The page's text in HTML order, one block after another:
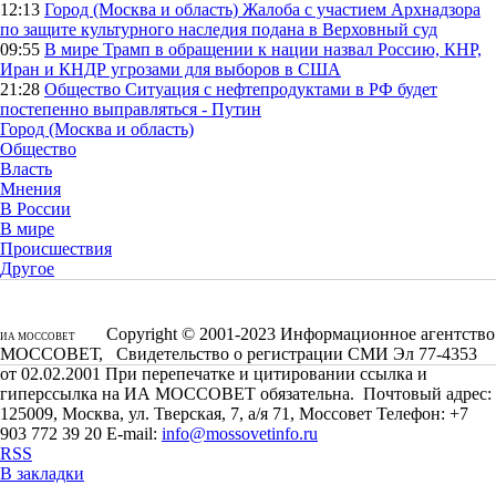
12:13 Город (Москва и область) Жалоба с участием Архнадзора
по защите культурного наследия подана в Верховный суд
09:55 В мире Трамп в обращении к нации назвал Россию, КНР,
Иран и КНДР угрозами для выборов в США
21:28 Общество Ситуация с нефтепродуктами в РФ будет
постепенно выправляться - Путин
Город (Москва и область)
Общество
Власть
Мнения
В России
В мире
Происшествия
Другое
ИА МОССОВЕТ
Copyright © 2001-2023 Информационное агентство
МОССОВЕТ, Свидетельство о регистрации СМИ Эл 77-4353
от 02.02.2001 При перепечатке и цитировании ссылка и
гиперссылка на ИА МОССОВЕТ обязательна. Почтовый адрес:
125009, Москва, ул. Тверская, 7, а/я 71, Моссовет Телефон: +7
903 772 39 20 E-mail: info@mossovetinfo.ru
RSS
В закладки